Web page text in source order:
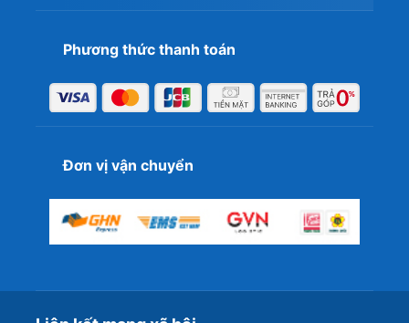
Phương thức thanh toán
Đơn vị vận chuyển